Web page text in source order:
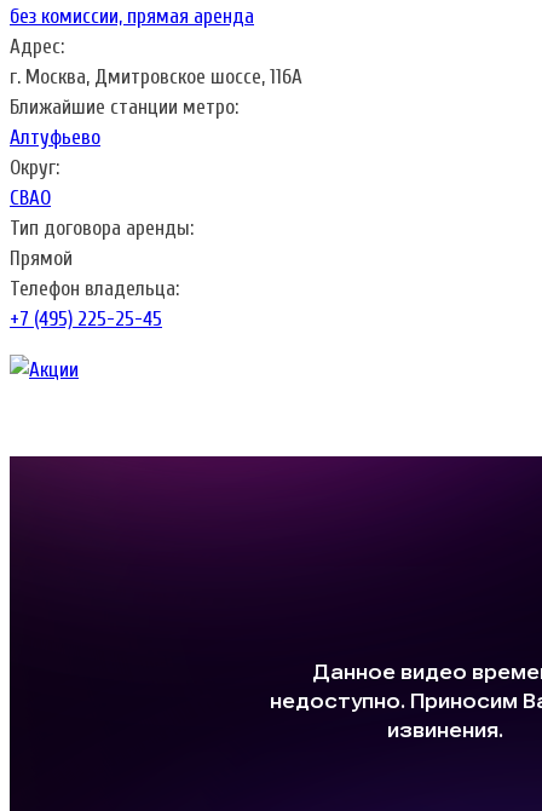
без комиссии, прямая аренда
Адрес:
г. Москва, Дмитровское шоссе, 116А
Ближайшие станции метро:
Алтуфьево
Округ:
СВАО
Тип договора аренды:
Прямой
Телефон владельца:
+7 (495) 225-25-45